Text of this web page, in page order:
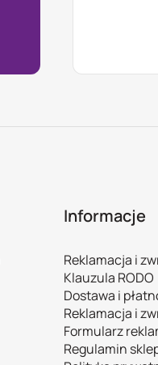
Informacje
Reklamacja i
Klauzula RODO
Dostawa i
Reklamacja i
Formularz
Regulamin